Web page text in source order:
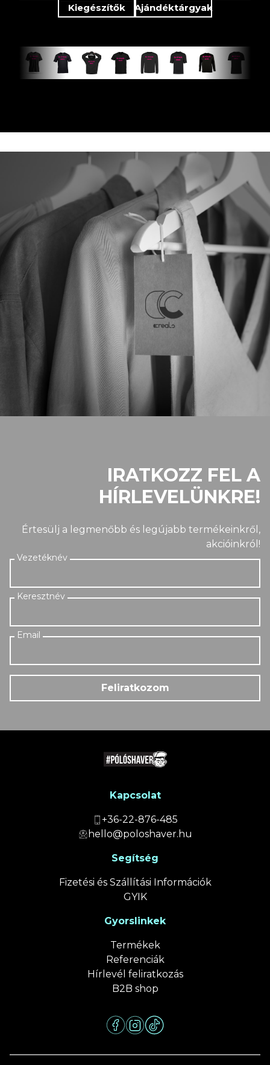
Kiegészítők
Ajándéktárgyak
IRATKOZZ FEL A
HÍRLEVELÜNKRE!
Értesülj a legmenőbb és legújabb termékeinkről,
akcióinkról!
Feliratkozom
Kapcsolat
+36-22-876-485
hello@poloshaver.hu
Segítség
Fizetési és Szállítási Információk
GYIK
Gyorslinkek
Termékek
Referenciák
Hírlevél feliratkozás
B2B shop